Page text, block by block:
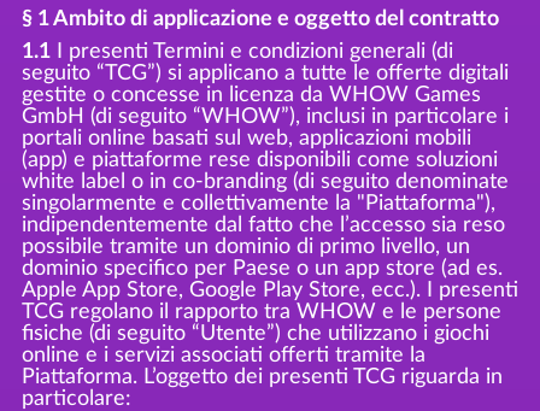
§ 1 Ambito di applicazione e oggetto del contratto
1.1I presenti Termini e condizioni generali (di
seguito “TCG”) si applicano a tutte le offerte digitali
gestite o concesse in licenza da WHOW Games
GmbH (di seguito “WHOW”), inclusi in particolare i
portali online basati sul web, applicazioni mobili
(app) e piattaforme rese disponibili come soluzioni
white label o in co-branding (di seguito denominate
singolarmente e collettivamente la "Piattaforma"),
indipendentemente dal fatto che l’accesso sia reso
possibile tramite un dominio di primo livello, un
dominio specifico per Paese o un app store (ad es.
Apple App Store, Google Play Store, ecc.). I presenti
TCG regolano il rapporto tra WHOW e le persone
fisiche (di seguito “Utente”) che utilizzano i giochi
online e i servizi associati offerti tramite la
Piattaforma. L’oggetto dei presenti TCG riguarda in
particolare: